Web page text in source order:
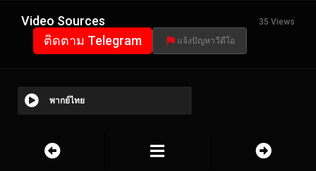
Video Sources 35 Views
ติดตาม Telegram แจ้งปัญหาวีดีโอ
พากย์ไทย